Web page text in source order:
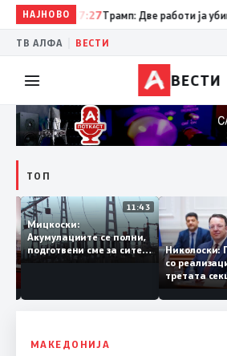
НАЈНОВО
07:27Трамп: Две работи ја
ТВ АЛФА ВЕСТИ
ВЕСТИ
ТОП
12:03
за
11:43
Мицкоски:
Акумулациите се полни,
подготвени сме за сите
ризици, не размислување
со
третата
8,
МАКЕДОНИЈА